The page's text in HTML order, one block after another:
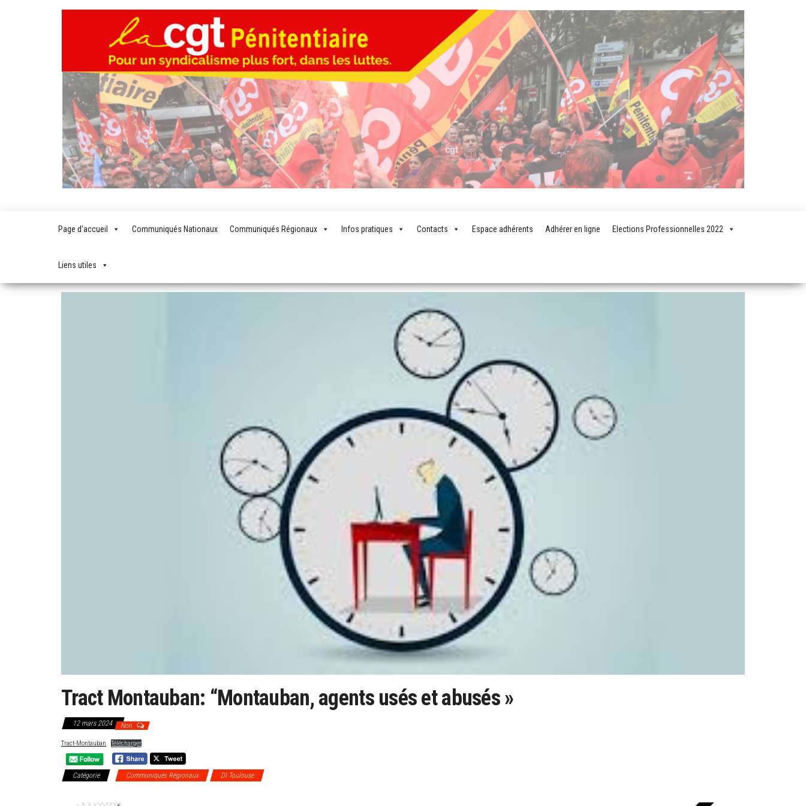
PÉNITENTIAIRE
plus fort,
dans les
Page d’accueil Communiqués Nationaux Communiqués Régionaux Infos pratiques Contacts Espace adhérents Adhérer en ligne Elections Professionnelles 2022
Liens utiles
Tract Montauban: “Montauban, agents usés et abusés »
12 mars 2024 Non
Tract-Montauban Télécharger
Catégorie Communiqués Régionaux DI Toulouse